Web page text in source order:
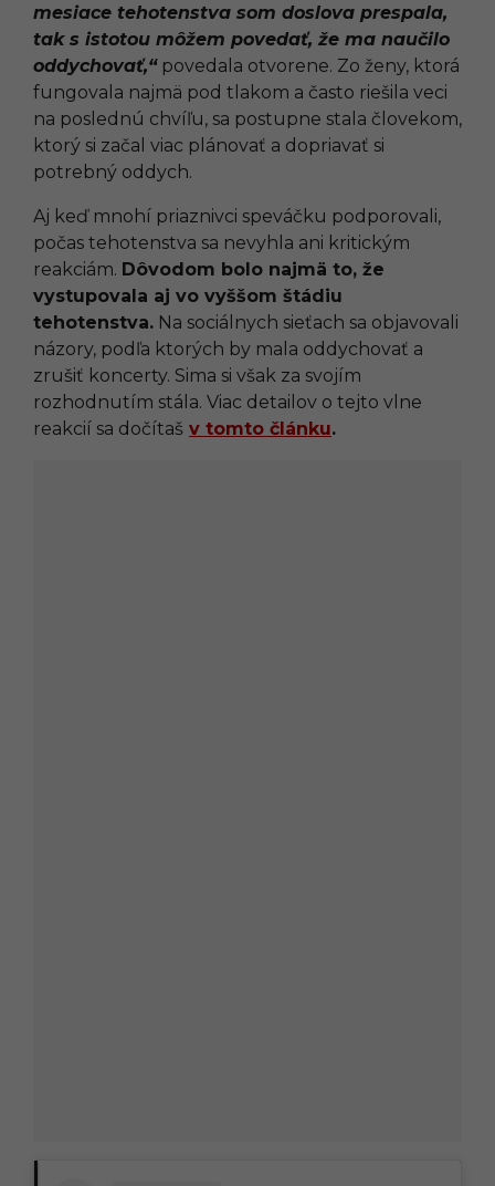
mesiace tehotenstva som doslova prespala,
tak s istotou môžem povedať, že ma naučilo
oddychovať,“povedala otvorene. Zo ženy, ktorá
fungovala najmä pod tlakom a často riešila veci
na poslednú chvíľu, sa postupne stala človekom,
ktorý si začal viac plánovať a dopriavať si
potrebný oddych.
Aj keď mnohí priaznivci speváčku podporovali,
počas tehotenstva sa nevyhla ani kritickým
reakciám. Dôvodom bolo najmä to, že
vystupovala aj vo vyššom štádiu
tehotenstva. Na sociálnych sieťach sa objavovali
názory, podľa ktorých by mala oddychovať a
zrušiť koncerty. Sima si však za svojím
rozhodnutím stála. Viac detailov o tejto vlne
reakcií sa dočítaš v tomto článku.